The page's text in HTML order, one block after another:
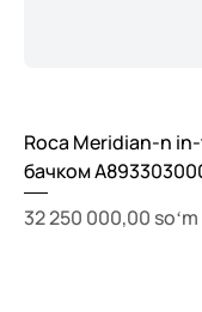
Roca Meridian-n
бачком
Price
32 250 000,00 soʻm